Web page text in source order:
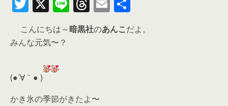
w
itt
er
n
e
h
re
m
ai
有
こんにちは～暗黒社のあんこだよ。
みんな元気〜？
(●´∀｀● )
かき氷の季節がきたよ〜